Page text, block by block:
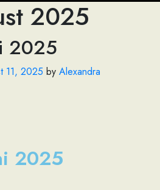
2025
2025
11, 2025 by Alexandra
2025